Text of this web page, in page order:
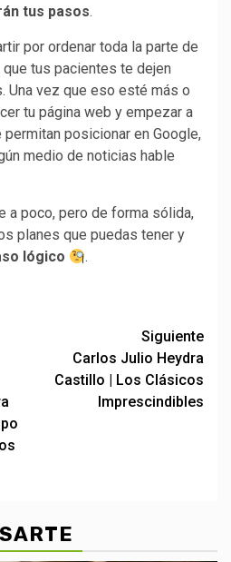
tus pasos.
por ordenar toda la parte de
tus pacientes te dejen
Una vez que eso esté más o
tu página web y empezar a
posicionar en Google,
medio de noticias hable
a poco, pero de forma sólida,
planes que puedas tener y
lógico .
Siguiente
Carlos Julio Heydra
Castillo | Los Clásicos
Imprescindibles